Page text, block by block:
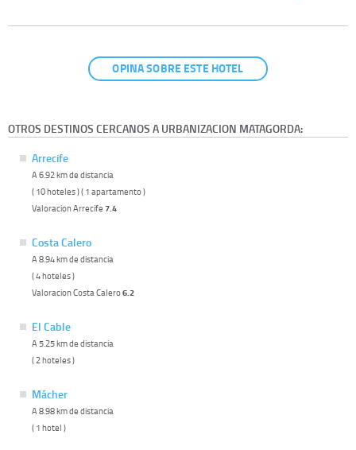
OPINA SOBRE ESTE HOTEL
OTROS DESTINOS CERCANOS A URBANIZACION MATAGORDA:
Arrecife
A 6.92 km de distancia
( 10 hoteles ) ( 1 apartamento )
Valoracion Arrecife 7.4
Costa Calero
A 8.94 km de distancia
( 4 hoteles )
Valoracion Costa Calero6.2
El Cable
A 5.25 km de distancia
( 2 hoteles )
Mácher
A 8.98 km de distancia
( 1 hotel )